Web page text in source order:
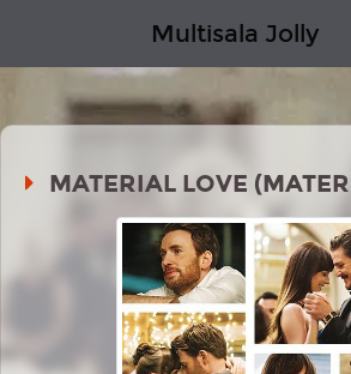
Multisala Jolly
MATERIAL LOVE